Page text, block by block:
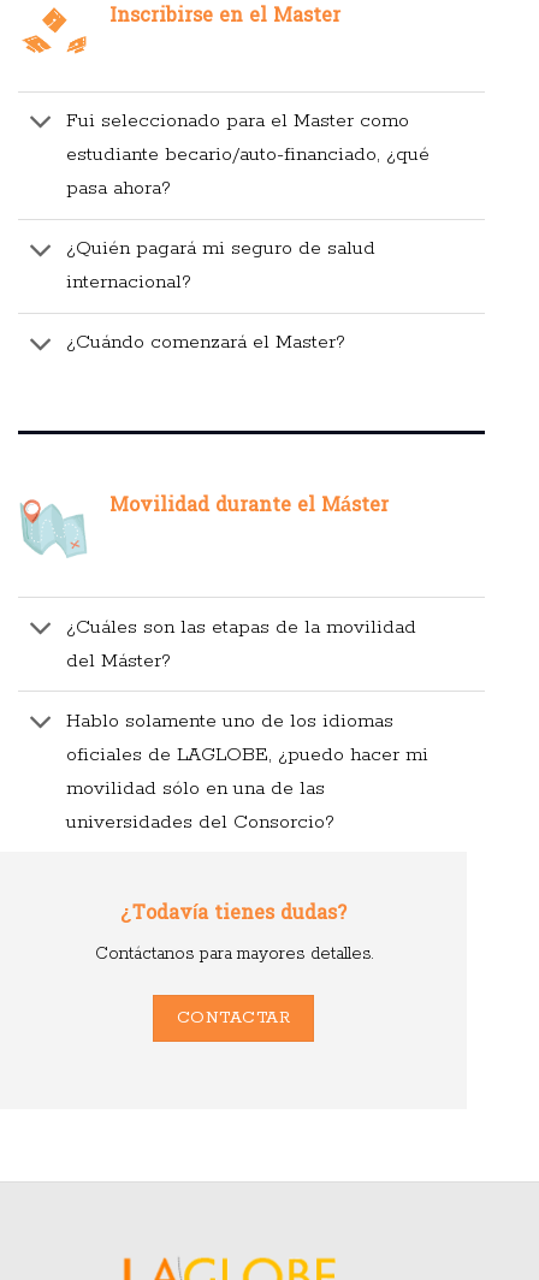
Inscribirse en el Master
Fui seleccionado para el Master como
estudiante becario/auto-financiado, ¿qué
pasa ahora?
¿Quién pagará mi seguro de salud
internacional?
¿Cuándo comenzará el Master?
Movilidad durante el Máster
¿Cuáles son las etapas de la movilidad
del Máster?
Hablo solamente uno de los idiomas
oficiales de LAGLOBE, ¿puedo hacer mi
movilidad sólo en una de las
universidades del Consorcio?
¿Todavía tienes dudas?
Contáctanos para mayores detalles.
CONTACTAR